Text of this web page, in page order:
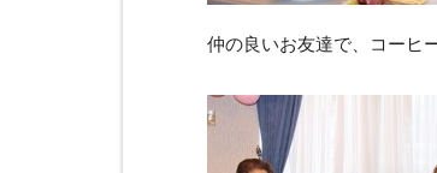
仲の良いお友達で、コーヒ